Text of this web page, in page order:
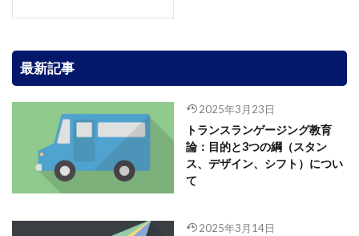
最新記事
2025年3月23日
トランスランゲージング教育
論：目的と3つの綱（スタン
ス、デザイン、シフト）につい
て
2025年3月14日